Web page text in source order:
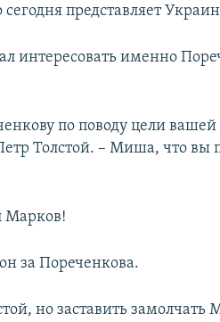
сегодня представляет
интересовать именно
по поводу цели вашей
Толстой. – Миша, что вы
Марков!
за Пореченкова.
но заставить замолчать